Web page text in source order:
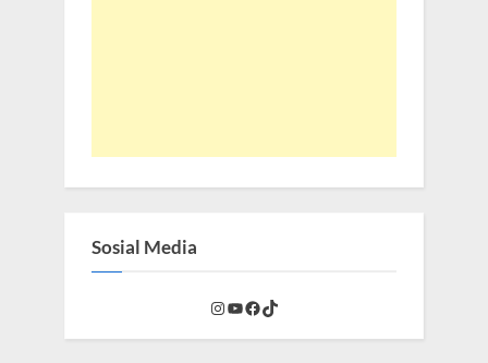
Sosial Media
Instagram
YouTube
Facebook
TikTok